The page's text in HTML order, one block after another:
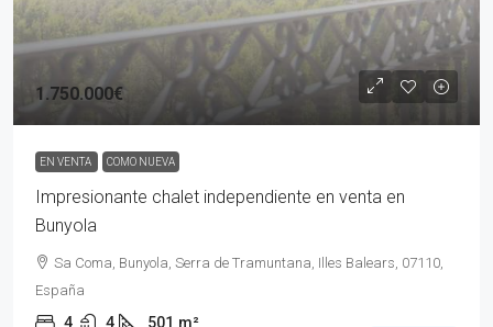
1.750.000€
EN VENTA COMO NUEVA
Impresionante chalet independiente en venta en
Bunyola
Sa Coma, Bunyola, Serra de Tramuntana, Illes Balears, 07110,
España
4 4 501 m²